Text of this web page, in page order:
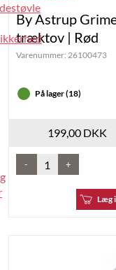
By Astrup
træktov | Rød
Varenummer: 26100473
På lager (18)
199,00 DKK
- +
Læg